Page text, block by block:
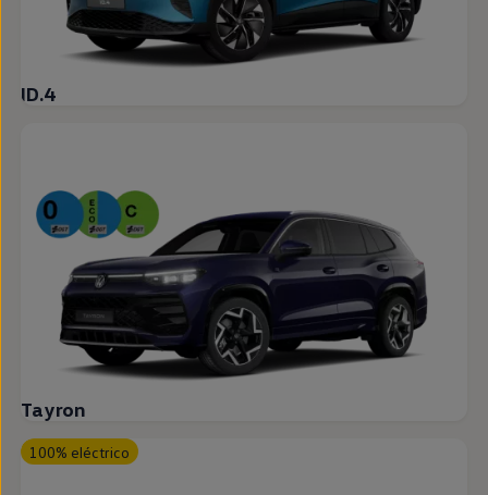
ID.4
Tayron
100% eléctrico